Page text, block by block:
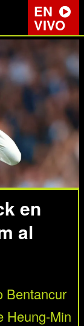
EN
VIVO
en
al
Bentancur
Heung-Min